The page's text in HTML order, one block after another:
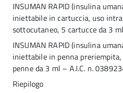
INSUMAN RAPID (insulina
iniettabile in cartuccia, uso
sottocutaneo, 5 cartucce da 3
INSUMAN RAPID (insulina
iniettabile in penna
penne da 3 ml – A.I.C. n.
Riepilogo